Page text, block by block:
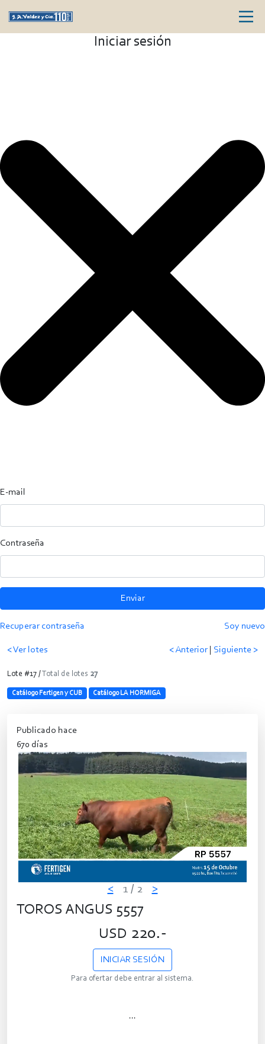
Iniciar sesión
E-mail
Contraseña
Enviar
Recuperar contraseña Soy nuevo
< Ver lotes < Anterior Siguiente >
Lote #17 /Total de lotes 27
Catálogo Fertigen y CUB Catálogo LA HORMIGA
Publicado hace
670 días
< 1 / 2 >
TOROS ANGUS 5557
USD 220.-
INICIAR SESIÓN
Para ofertar debe entrar al sistema.
...